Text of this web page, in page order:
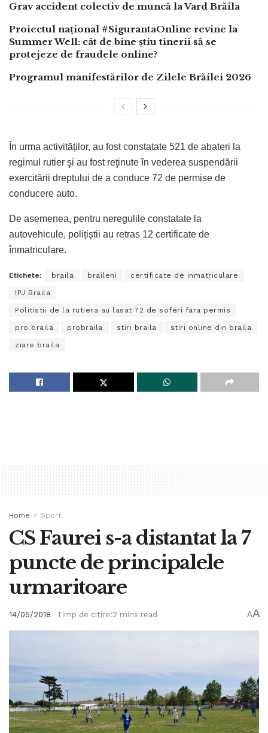
Grav accident colectiv de muncă la Vard Brăila
Proiectul național #SigurantaOnline revine la
Summer Well: cât de bine știu tinerii să se
protejeze de fraudele online?
Programul manifestărilor de Zilele Brăilei 2026
În urma activităților, au fost constatate 521 de abateri la
regimul rutier şi au fost reţinute în vederea suspendării
exercitării dreptului de a conduce 72 de permise de
conducere auto.
De asemenea, pentru neregulile constatate la
autovehicule, polițiștii au retras 12 certificate de
înmatriculare.
Etichete: braila braileni certificate de inmatriculare
IPJ Braila
Politistii de la rutiera au lasat 72 de soferi fara permis
pro braila probraila stiri braila stiri online din braila
ziare braila
Home Sport
CS Faurei s-a distantat la 7
puncte de principalele
urmaritoare
14/05/2018 Timp de citire:2 mins read AA